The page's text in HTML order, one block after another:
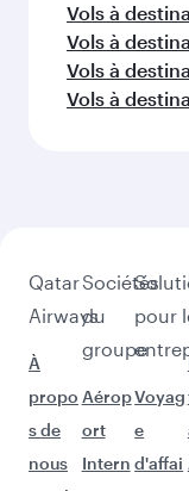
Vols à
Vols à
Vols à
Vols à
Qatar
Airways
À
propo
s de
nous
Sociétés
du
groupe
Aérop
ort
Intern
pour
Voyag
e
d'affai